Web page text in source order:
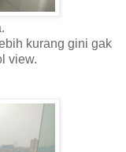
kurang gini gak
view.